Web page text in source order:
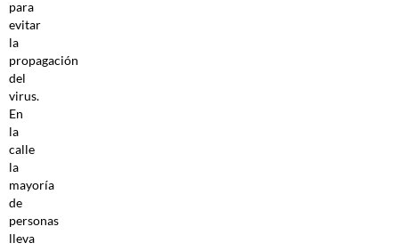
para
evitar
la
propagación
del
virus.
En
la
calle
la
mayoría
de
personas
lleva